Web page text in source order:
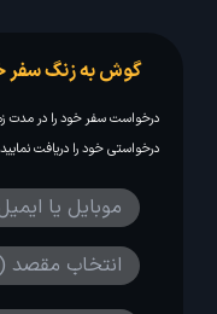
گوش به زنگ سفر
درخواست سفر خود را در مدت
درخواستی خود را دریافت نمایید